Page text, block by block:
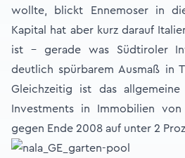
wollte, blickt Ennemoser in
Kapital hat aber kurz darauf
ist – gerade was Südtiroler
deutlich spürbarem Ausmaß in
Gleichzeitig ist das allgemeine
Investments in Immobilien
gegen Ende 2008 auf unter 2